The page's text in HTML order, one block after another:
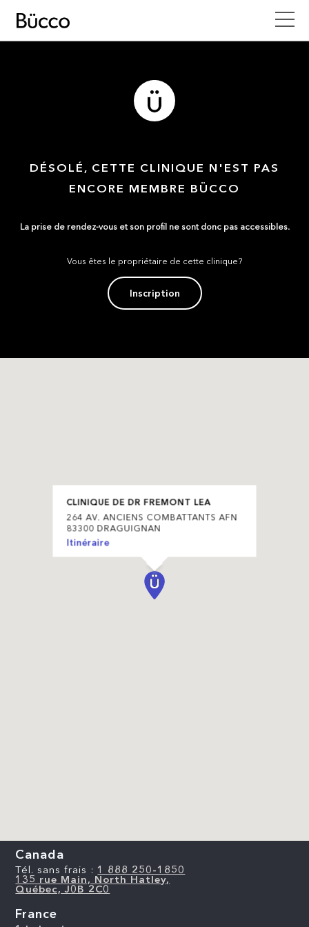
DÉSOLÉ, CETTE CLINIQUE N'EST PAS
ENCORE MEMBRE BÜCCO
La prise de rendez-vous et son profil ne sont donc pas accessibles.
Vous êtes le propriétaire de cette clinique?
Inscription
CLINIQUE DE DR FREMONT LEA
264 AV. ANCIENS COMBATTANTS AFN
83300 DRAGUIGNAN
Itinéraire
Canada
Tél. sans frais : 1 888 250-1850
135 rue Main, North Hatley,
Québec, J0B 2C0
France